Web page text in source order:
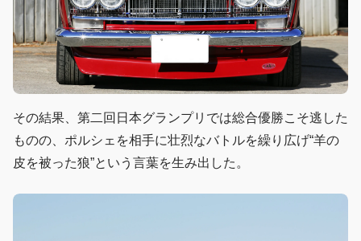
その結果、第二回日本グランプリでは総合優勝こそ逃した
ものの、ポルシェを相手に壮烈なバトルを繰り広げ“羊の
皮を被った狼”という言葉を生み出した。